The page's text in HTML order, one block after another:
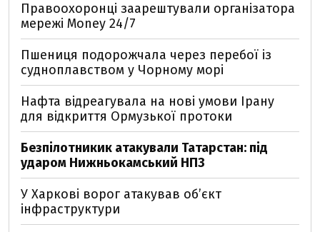
Правоохоронці заарештували організатора
мережі Money 24/7
Пшениця подорожчала через перебої із
судноплавством у Чорному морі
Нафта відреагувала на нові умови Ірану
для відкриття Ормузької протоки
Безпілотникик атакували Татарстан: під
ударом Нижньокамський НПЗ
У Харкові ворог атакував обʼєкт
інфраструктури